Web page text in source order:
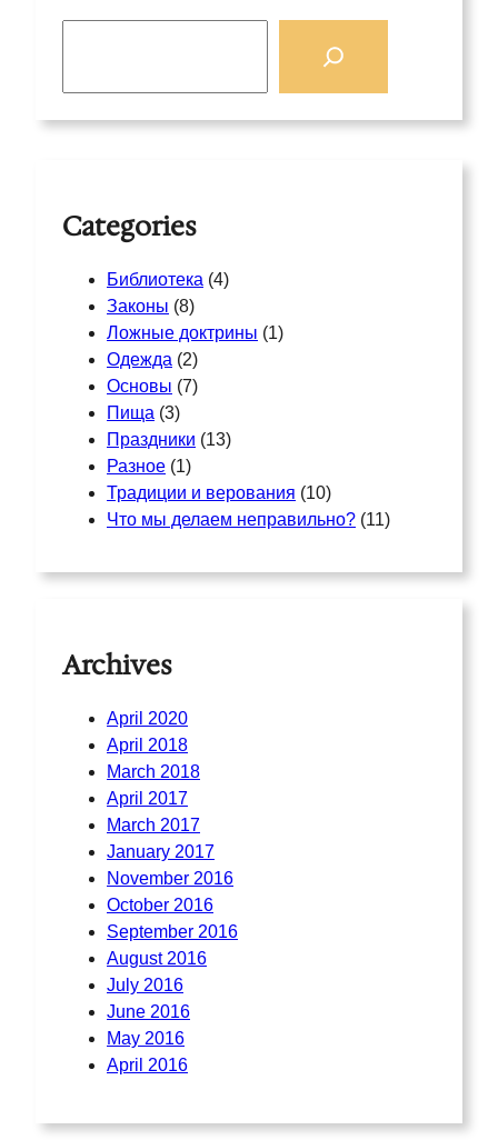
Categories
Библиотека (4)
Законы (8)
Ложные доктрины (1)
Одежда (2)
Основы (7)
Пища (3)
Праздники (13)
Разное (1)
Традиции и верования (10)
Что мы делаем неправильно? (11)
Archives
April 2020
April 2018
March 2018
April 2017
March 2017
January 2017
November 2016
October 2016
September 2016
August 2016
July 2016
June 2016
May 2016
April 2016